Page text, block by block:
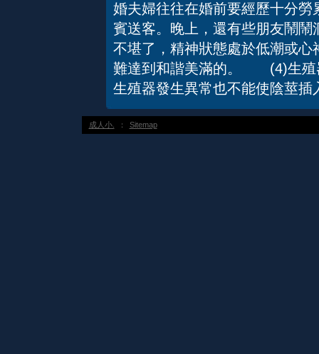
婚夫婦往往在婚前要經歷十分
賓送客。晚上，還有些朋友鬧
不堪了，精神狀態處於低潮或
難達到和諧美滿的。 (4)生殖
生殖器發生異常也不能使陰莖
成人小. ： Sitemap